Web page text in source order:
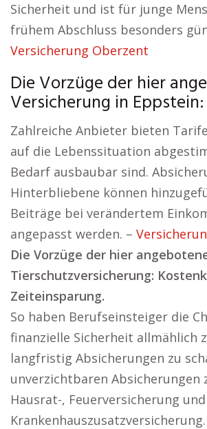
Sicherheit und ist für junge
frühem Abschluss besonders
Versicherung Oberzent
Die Vorzüge der hier
Versicherung in Eppstein:
Zahlreiche Anbieter bieten
auf die Lebenssituation
Bedarf ausbaubar sind.
Hinterbliebene können
Beiträge bei verändertem
angepasst werden. –
Die Vorzüge der hier
Tierschutzversicherung:
Zeiteinsparung.
So haben Berufseinsteiger die
finanzielle Sicherheit allmählich
langfristig Absicherungen zu
unverzichtbaren Absicherungen
Hausrat-, Feuerversicherung und